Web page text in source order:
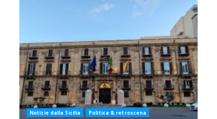
Notizie dalla Sicilia Politica & retroscena